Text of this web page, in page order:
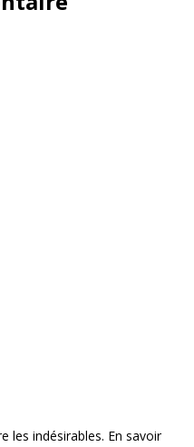
les indésirables. En savoir